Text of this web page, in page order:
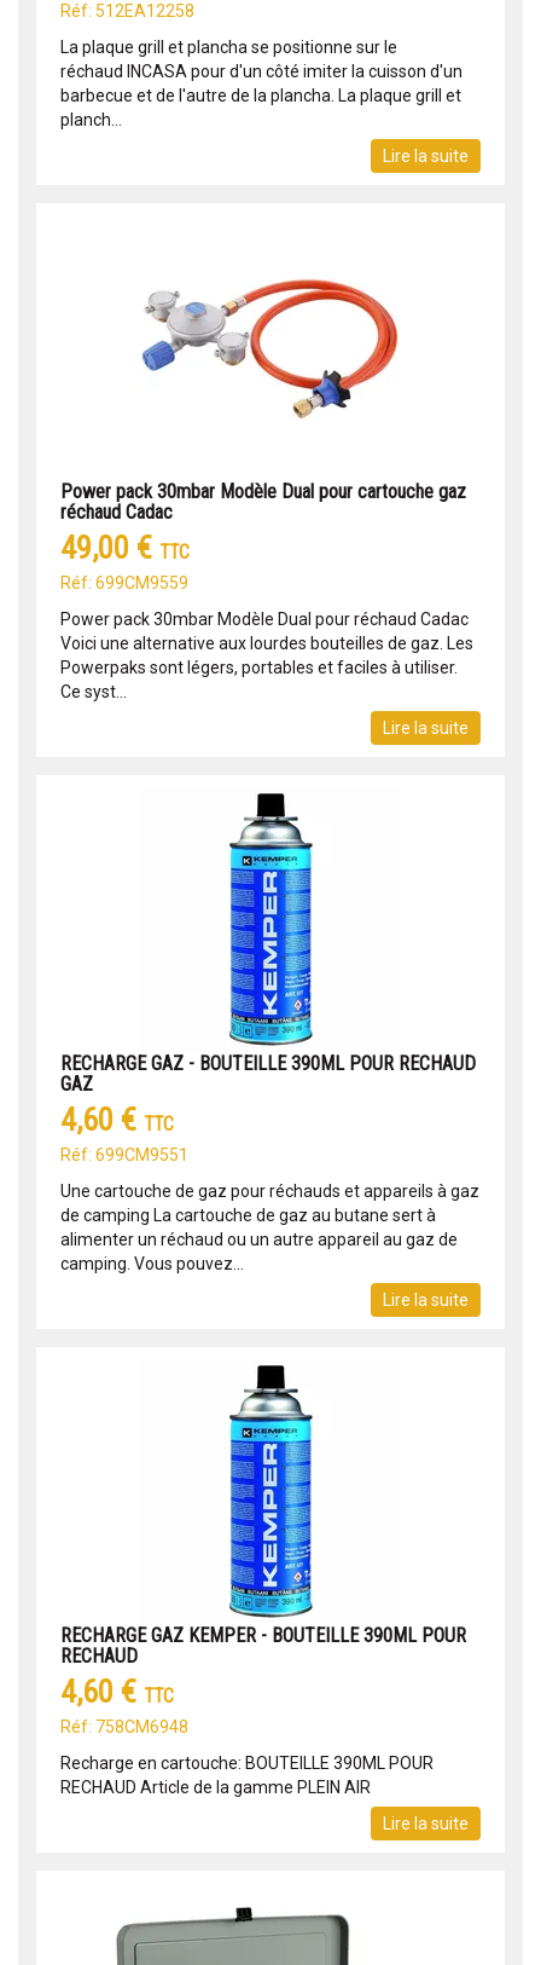
Réf: 512EA12258
La plaque grill et plancha se positionne sur le
réchaud INCASA pour d'un côté imiter la cuisson d'un
barbecue et de l'autre de la plancha. La plaque grill et
planch...
Lire la suite
Power pack 30mbar Modèle Dual pour cartouche gaz
réchaud Cadac
49,00 € TTC
Réf: 699CM9559
Power pack 30mbar Modèle Dual pour réchaud Cadac
Voici une alternative aux lourdes bouteilles de gaz. Les
Powerpaks sont légers, portables et faciles à utiliser.
Ce syst...
Lire la suite
RECHARGE GAZ - BOUTEILLE 390ML POUR RECHAUD
GAZ
4,60 € TTC
Réf: 699CM9551
Une cartouche de gaz pour réchauds et appareils à gaz
de camping La cartouche de gaz au butane sert à
alimenter un réchaud ou un autre appareil au gaz de
camping. Vous pouvez...
Lire la suite
RECHARGE GAZ KEMPER - BOUTEILLE 390ML POUR
RECHAUD
4,60 € TTC
Réf: 758CM6948
Recharge en cartouche: BOUTEILLE 390ML POUR
RECHAUD Article de la gamme PLEIN AIR
Lire la suite